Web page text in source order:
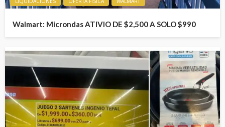
Walmart: Microndas ATIVIO DE $2,500 A SOLO $990